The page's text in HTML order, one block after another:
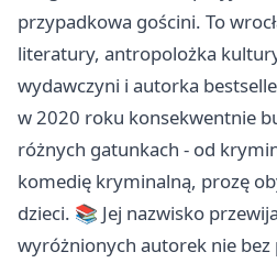
przypadkowa gościni. To
literatury, antropolożka
wydawczyni i autorka
w 2020 roku konsekwentnie
różnych gatunkach - od
komedię kryminalną, prozę
dzieci. 📚 Jej nazwisko
wyróżnionych autorek nie